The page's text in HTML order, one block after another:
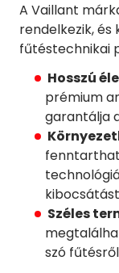
A Vaillant
rendelkezik, és
fűtéstechnikai
Hosszú
prémium
garantálja
Széles
szó